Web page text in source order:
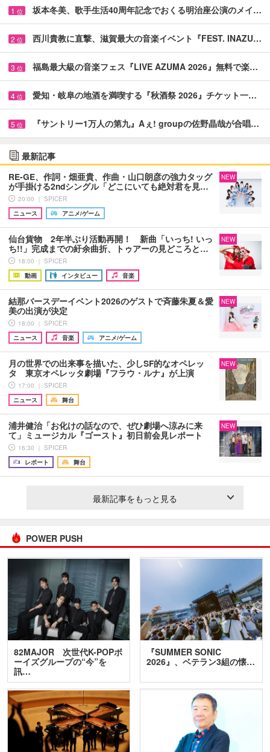
1 位 坂本冬美、歌手生活40周年記念でおくる明治座公演のメイ…
2 位 西川貴教に直撃、滋賀最大の音楽イベント『FEST. INAZU…
3 位 福島最大級の音楽フェス『LIVE AZUMA 2026』無料で楽…
4 位 愛知・岐阜の地酒を満喫する『秋酒祭 2026』チケット一…
5 位 『サントリー1万人の第九』Aぇ! groupの佐野晶哉が合唱…
最新記事
RE-GE、作詞・畑亜貴、作曲・山口朗彦の強力タッグ
が手掛ける2ndシングル「どこにいても絶対君を見…
20:00 ｜ SPICER
ニュース
アニメ/ゲーム
NEW
仙台貨物 2年半ぶり活動再開！ 新曲「いっち! いっ
ち!!」完成までの紆余曲折、トゥアーの見どころと…
18:00 ｜ SPICER
動画
インタビュー 音楽
NEW
結那バースデーイベント2026のゲストで斉藤朱夏＆愛
美の出演が決定
18:00 ｜ SPICER
ニュース
音楽 アニメ/ゲーム
NEW
月の世界での出来事を描いた、少しSF的なオペレッ
タ 東京オペレッタ劇場『フラウ・ルナ』が上演
17:00 ｜ SPICER
ニュース
舞台
NEW
浦井健治「お化けの話なので、ぜひ劇場へ涼みに来
て」ミュージカル『ゴースト』初日前会見レポート
16:30 ｜ SPICER
レポート
舞台
NEW
最新記事をもっと見る
POWER PUSH
82MAJOR 次世代K-POPボ
ーイズグループの“今”を
訊…
『SUMMER SONIC
2026』、ベテラン3組の懐…